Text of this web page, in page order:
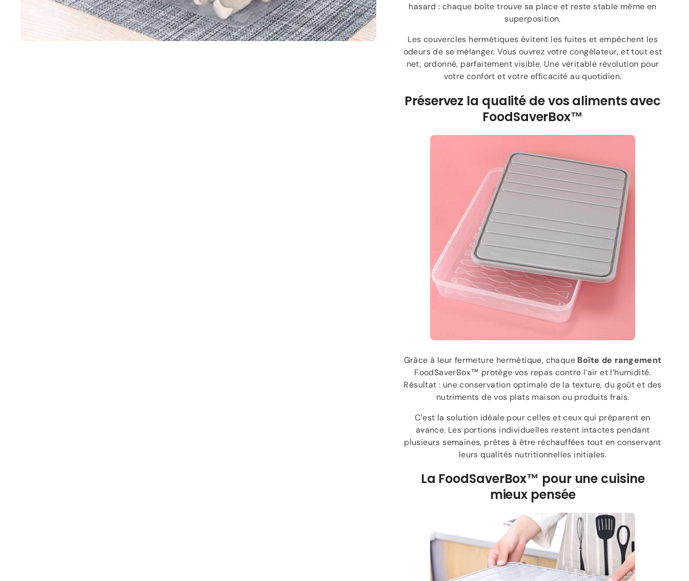
hasard : chaque boîte trouve sa place et reste stable même en
superposition.
Les couvercles hermétiques évitent les fuites et empêchent les
odeurs de se mélanger. Vous ouvrez votre congélateur, et tout est
net, ordonné, parfaitement visible. Une véritable révolution pour
votre confort et votre efficacité au quotidien.
Préservez la qualité de vos aliments avec
FoodSaverBox™
Grâce à leur fermeture hermétique, chaque Boîte de rangement
FoodSaverBox™ protège vos repas contre l’air et l’humidité.
Résultat : une conservation optimale de la texture, du goût et des
nutriments de vos plats maison ou produits frais.
C’est la solution idéale pour celles et ceux qui préparent en
avance. Les portions individuelles restent intactes pendant
plusieurs semaines, prêtes à être réchauffées tout en conservant
leurs qualités nutritionnelles initiales.
La FoodSaverBox™ pour une cuisine
mieux pensée